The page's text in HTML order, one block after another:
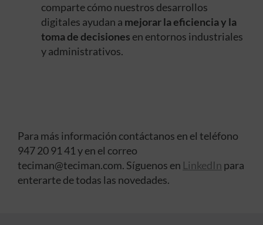
comparte cómo nuestros desarrollos
digitales ayudan a mejorar la eficiencia y la
toma de decisiones en entornos industriales
y administrativos.
Para más información contáctanos en el teléfono
947 20 91 41 y en el correo
teciman@teciman.com. Síguenos en LinkedIn para
enterarte de todas las novedades.